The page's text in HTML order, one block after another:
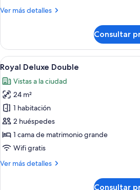
Ver más detalles
Más
Royal
doble
Consultar
Abrir
todas
las
fotos
de
Royal
Deluxe
Double
5
Royal Deluxe Double
Vistas a la ciudad
24 m²
1 habitación
2 huéspedes
1 cama de matrimonio grande
Wifi gratis
Ver más detalles
Más
Consultar